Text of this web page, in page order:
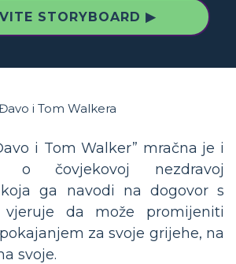
STORYBOARD ▶
i Tom Walker” mračna je i
o čovjekovoj nezdravoj
ga navodi na dogovor s
da može promijeniti
za svoje grijehe, na
svoje.